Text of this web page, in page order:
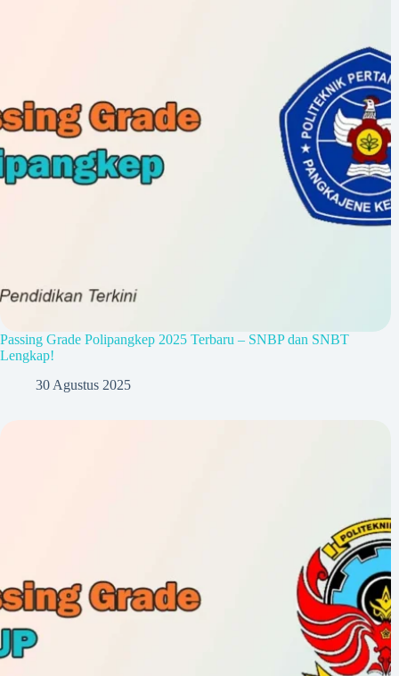
Passing Grade Polipangkep 2025 Terbaru – SNBP dan SNBT
Lengkap!
30 Agustus 2025